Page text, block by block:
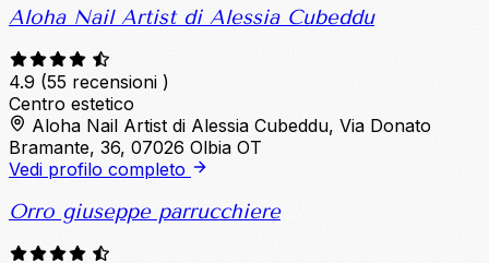
Aloha Nail Artist di Alessia Cubeddu
4.9 (55 recensioni )
Centro estetico
Aloha Nail Artist di Alessia Cubeddu, Via Donato
Bramante, 36, 07026 Olbia OT
Vedi profilo completo
Orro giuseppe parrucchiere